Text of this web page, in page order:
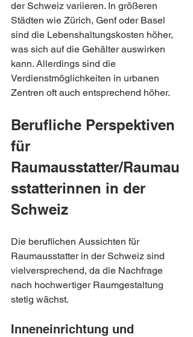
der Schweiz variieren. In größeren
Städten wie Zürich, Genf oder Basel
sind die Lebenshaltungskosten höher,
was sich auf die Gehälter auswirken
kann. Allerdings sind die
Verdienstmöglichkeiten in urbanen
Zentren oft auch entsprechend höher.
Berufliche Perspektiven
für
Raumausstatter/Raumau
sstatterinnen in der
Schweiz
Die beruflichen Aussichten für
Raumausstatter in der Schweiz sind
vielversprechend, da die Nachfrage
nach hochwertiger Raumgestaltung
stetig wächst.
Inneneinrichtung und